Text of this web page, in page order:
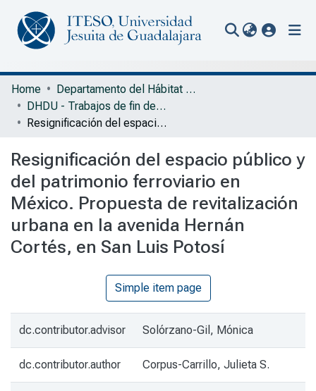
Communities & Collections
All of Repository
Portal Biblioteca
Home
Departamento del Hábitat y Desarrollo Urbano
DHDU - Trabajos de fin de Maestría en Ciudad y Espacio Público Sustentable
Resignificación del espacio público y del patrimonio ferroviario en México. Propuesta de revitalización urbana en la avenida Hernán Cortés, en San Luis Potosí
Resignificación del espacio público y
del patrimonio ferroviario en
México. Propuesta de revitalización
urbana en la avenida Hernán
Cortés, en San Luis Potosí
Simple item page
dc.contributor.advisor Solórzano-Gil, Mónica
dc.contributor.author Corpus-Carrillo, Julieta S.